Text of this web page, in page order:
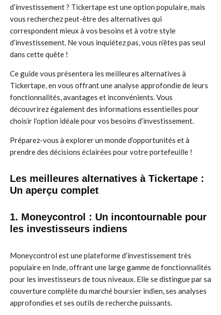
d’investissement ? Tickertape est une option populaire, mais
vous recherchez peut-être des alternatives qui
correspondent mieux à vos besoins et à votre style
d’investissement. Ne vous inquiétez pas, vous n’êtes pas seul
dans cette quête !
Ce guide vous présentera les meilleures alternatives à
Tickertape, en vous offrant une analyse approfondie de leurs
fonctionnalités, avantages et inconvénients. Vous
découvrirez également des informations essentielles pour
choisir l’option idéale pour vos besoins d’investissement.
Préparez-vous à explorer un monde d’opportunités et à
prendre des décisions éclairées pour votre portefeuille !
Les meilleures alternatives à Tickertape :
Un aperçu complet
1. Moneycontrol
: Un incontournable pour
les investisseurs indiens
Moneycontrol est une plateforme d’investissement très
populaire en Inde, offrant une large gamme de fonctionnalités
pour les investisseurs de tous niveaux. Elle se distingue par sa
couverture complète du marché boursier indien, ses analyses
approfondies et ses outils de recherche puissants.